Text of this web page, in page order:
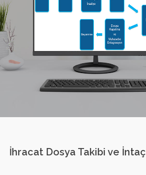
İhracat Dosya Takibi ve İntaç